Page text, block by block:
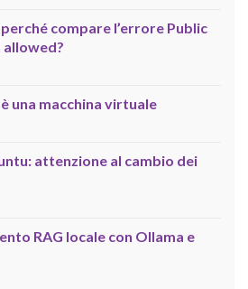
compare l’errore Public
allowed?
una macchina virtuale
attenzione al cambio dei
RAG locale con Ollama e